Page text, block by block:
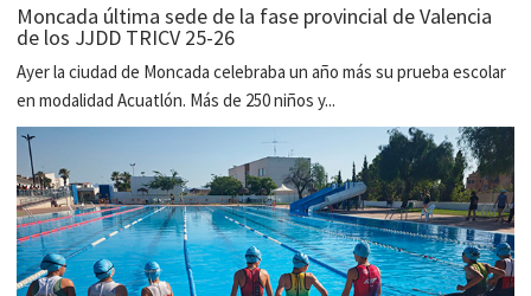
Moncada última sede de la fase provincial de Valencia
de los JJDD TRICV 25-26
Ayer la ciudad de Moncada celebraba un año más su prueba escolar
en modalidad Acuatlón. Más de 250 niños y...